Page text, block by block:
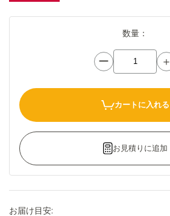
数量：
ー ＋
カートに入れる
お見積りに追加
お届け目安: